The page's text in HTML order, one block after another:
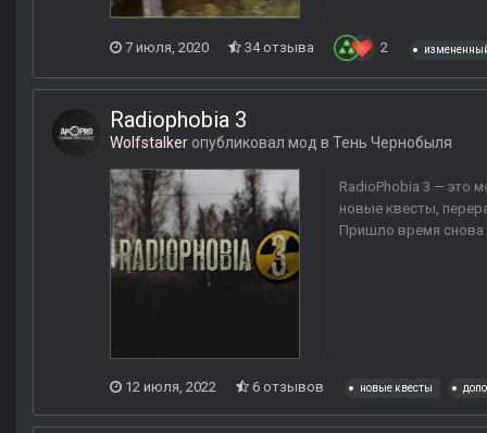
7 июля, 2020 34 отзыва 2
Radiophobia 3
Wolfstalker опубликовал мод в Тень Чернобыля
RadioPhobia 3 — это
новые квесты,
Пришло время снова
12 июля, 2022 6 отзывов новые квесты